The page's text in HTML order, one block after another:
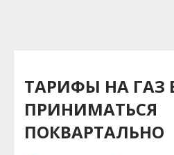
ТАРИФЫ НА ГАЗ
ПРИНИМАТЬСЯ
ПОКВАРТАЛЬНО